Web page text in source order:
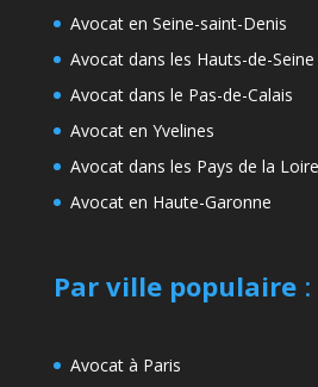
Avocat en Seine-saint-Denis
Avocat dans les Hauts-de-Seine
Avocat dans le Pas-de-Calais
Avocat en Yvelines
Avocat dans les Pays de la Loire
Avocat en Haute-Garonne
Par ville populaire:
Avocat à Paris